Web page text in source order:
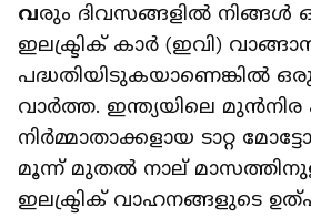
വരും ദിവസങ്ങളിൽ നിങ്ങൾ
ഇലക്ട്രിക് കാർ (ഇവി)
പദ്ധതിയിടുകയാണെങ്കിൽ
വാർത്ത. ഇന്ത്യയിലെ മുൻനിര
നിർമ്മാതാക്കളായ ടാറ്റ
മൂന്ന് മുതൽ നാല്
ഇലക്ട്രിക് വാഹനങ്ങളുടെ